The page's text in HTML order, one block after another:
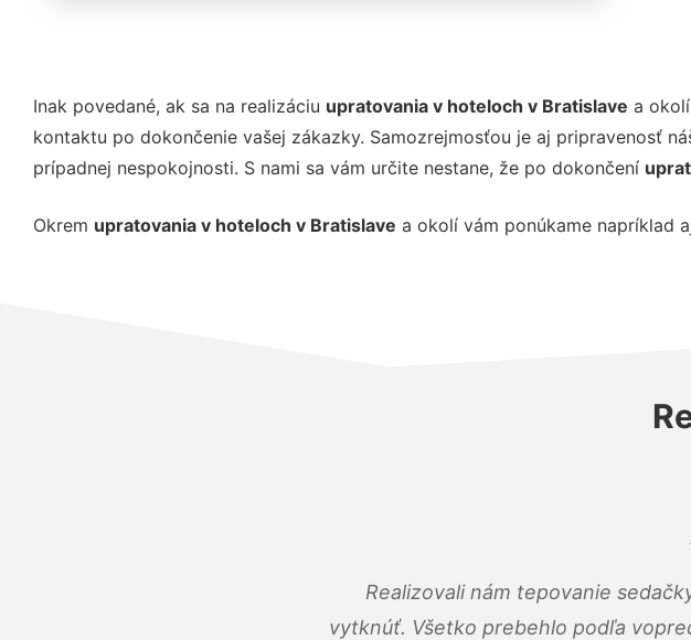
Inak povedané, ak sa na realizáciu upratovania v hoteloch v Bratislave a
kontaktu po dokončenie vašej zákazky. Samozrejmosťou je aj pripravenosť
prípadnej nespokojnosti. S nami sa vám určite nestane, že po dokončení
Okrem upratovania v hoteloch v Bratislave a okolí vám ponúkame napríklad
Realizovali nám tepovanie
vytknúť. Všetko prebehlo podľa